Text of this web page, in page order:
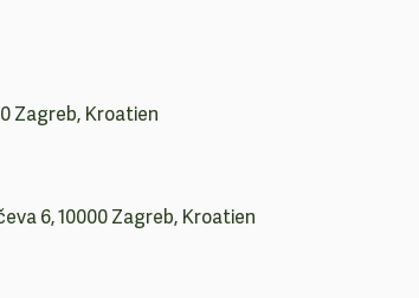
Zagreb, Kroatien
6, 10000 Zagreb, Kroatien